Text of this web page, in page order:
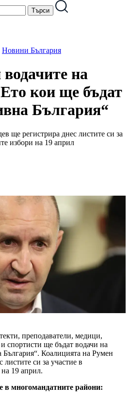
Новини България
на
кои ще бъдат
България“
ще регистрира днес листите си за
избори на 19 април
преподаватели, медици,
спортисти ще бъдат водачи на
България“. Коалицията на Румен
си за участие в
19 април.
в многомандатните райони: